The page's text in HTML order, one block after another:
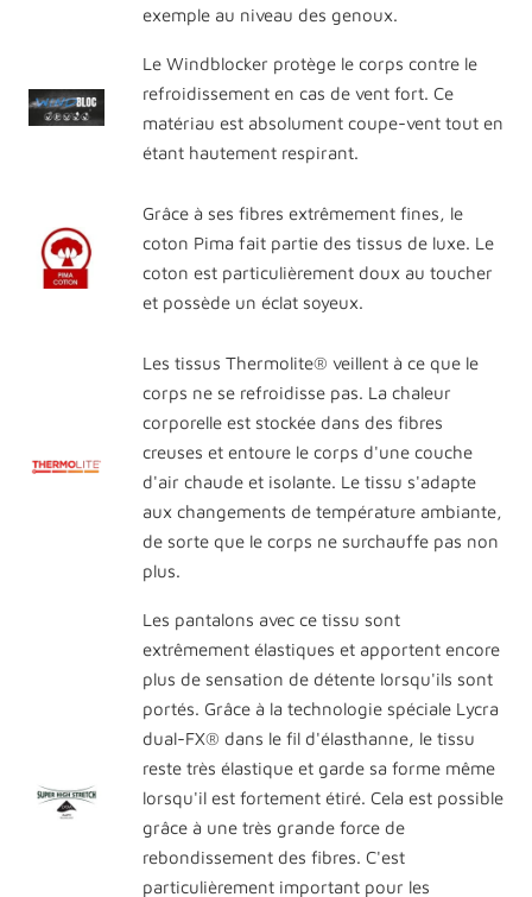
exemple au niveau des genoux.
Le Windblocker protège le corps contre le
refroidissement en cas de vent fort. Ce
matériau est absolument coupe-vent tout en
étant hautement respirant.
Grâce à ses fibres extrêmement fines, le
coton Pima fait partie des tissus de luxe. Le
coton est particulièrement doux au toucher
et possède un éclat soyeux.
Les tissus Thermolite® veillent à ce que le
corps ne se refroidisse pas. La chaleur
corporelle est stockée dans des fibres
creuses et entoure le corps d'une couche
d'air chaude et isolante. Le tissu s'adapte
aux changements de température ambiante,
de sorte que le corps ne surchauffe pas non
plus.
Les pantalons avec ce tissu sont
extrêmement élastiques et apportent encore
plus de sensation de détente lorsqu'ils sont
portés. Grâce à la technologie spéciale Lycra
dual-FX® dans le fil d'élasthanne, le tissu
reste très élastique et garde sa forme même
lorsqu'il est fortement étiré. Cela est possible
grâce à une très grande force de
rebondissement des fibres. C'est
particulièrement important pour les